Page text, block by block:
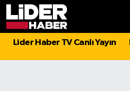
Lider Haber TV Canlı Yayın
Politika
Hava Durumu